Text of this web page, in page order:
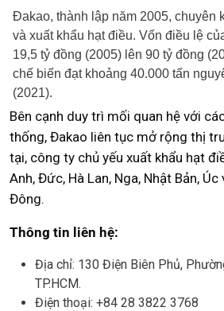
Đakao, thành lập năm 2005, chuyên
và xuất khẩu hạt điều. Vốn điều lệ
19,5 tỷ đồng (2005) lên 90 tỷ đồng
chế biến đạt khoảng 40.000 tấn
(2021).
Bên cạnh duy trì mối quan hệ với
thống, Đakao liên tục mở rộng thị
tại, công ty chủ yếu xuất khẩu hạt
Anh, Đức, Hà Lan, Nga, Nhật Bản,
Đông.
Thông tin liên hệ:
Địa chỉ: 130 Điện Biên Phủ,
TP.HCM.
Điện thoại: +84 28 3822 3768